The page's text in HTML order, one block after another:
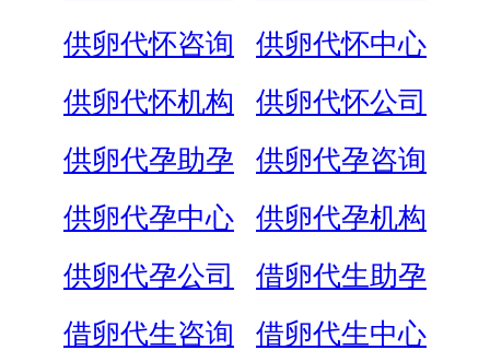
供卵代怀咨询
供卵代怀中心
供卵代怀机构
供卵代怀公司
供卵代孕助孕
供卵代孕咨询
供卵代孕中心
供卵代孕机构
供卵代孕公司
借卵代生助孕
借卵代生咨询
借卵代生中心